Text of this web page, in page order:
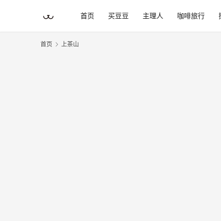
首页 买豆豆 主理人 咖啡旅行
首页 上茶山